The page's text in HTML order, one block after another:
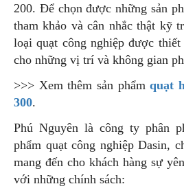
200. Để chọn được những sản
tham khảo và cân nhắc thật kỹ
loại quạt công nghiệp được
cho những vị trí và không gian
>>> Xem thêm sản phẩmquạt
300.
Phú Nguyên là công ty phân
phẩm quạt công nghiệp Dasin,
mang đến cho khách hàng sự
với những chính sách: